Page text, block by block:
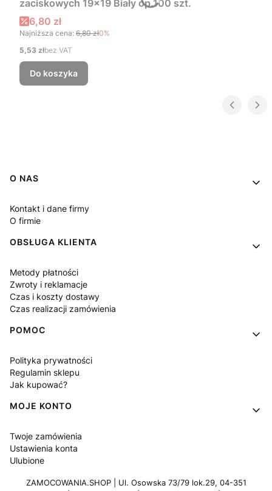
zaciskowych 19x19 Biały op.100 szt.
Cena promocyjna
6,80 zł
Najniższa cena: 6,80 zł0%
Cena
5,53 złbez VAT
Do koszyka
Linki w stopce
O NAS
Kontakt i dane firmy
O firmie
OBSŁUGA KLIENTA
Metody płatności
Zwroty i reklamacje
Czas i koszty dostawy
Czas realizacji zamówienia
POMOC
Polityka prywatności
Regulamin sklepu
Jak kupować?
MOJE KONTO
Twoje zamówienia
Ustawienia konta
Ulubione
ZAMOCOWANIA.SHOP | Ul. Osowska 73/79 lok.29, 04-351